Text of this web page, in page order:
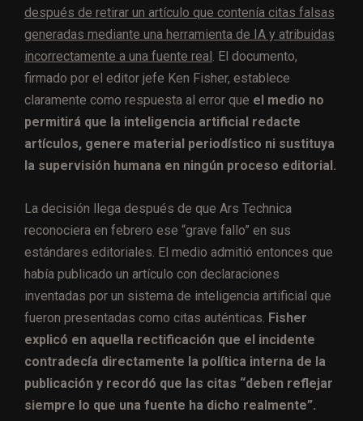
después de retirar un artículo que contenía citas falsas
generadas mediante una herramienta de IA y atribuidas
incorrectamente a una fuente real. El documento,
firmado por el editor jefe Ken Fisher, establece
claramente como respuesta al error que el medio no
permitirá que la inteligencia artificial redacte
artículos, genere material periodístico ni sustituya
la supervisión humana en ningún proceso editorial.
La decisión llega después de que Ars Technica
reconociera en febrero ese “grave fallo” en sus
estándares editoriales. El medio admitió entonces que
había publicado un artículo con declaraciones
inventadas por un sistema de inteligencia artificial que
fueron presentadas como citas auténticas. Fisher
explicó en aquella rectificación que el incidente
contradecía directamente la política interna de la
publicación y recordó que las citas “deben reflejar
siempre lo que una fuente ha dicho realmente”.